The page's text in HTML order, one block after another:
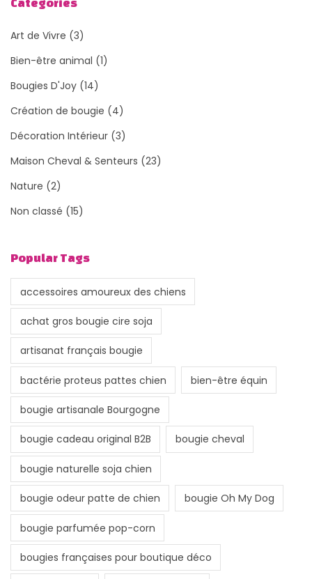
Categories
Art de Vivre (3)
Bien-être animal (1)
Bougies D'Joy (14)
Création de bougie (4)
Décoration Intérieur (3)
Maison Cheval & Senteurs (23)
Nature (2)
Non classé (15)
Popular Tags
accessoires amoureux des chiens
achat gros bougie cire soja
artisanat français bougie
bactérie proteus pattes chien bien-être équin
bougie artisanale Bourgogne
bougie cadeau original B2B bougie cheval
bougie naturelle soja chien
bougie odeur patte de chien bougie Oh My Dog
bougie parfumée pop-corn
bougies françaises pour boutique déco